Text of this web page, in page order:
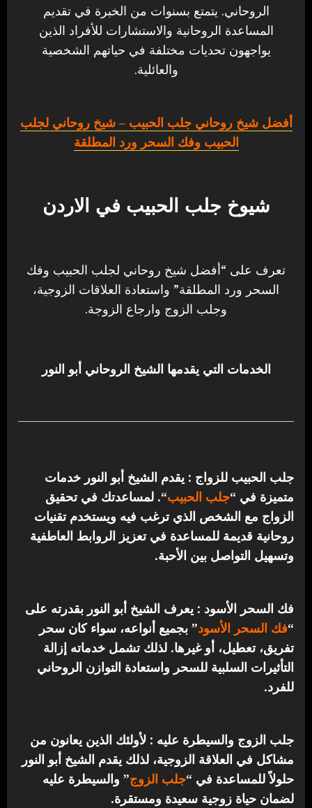
الروحاني. يتمتع بسنوات من الخبرة في تقديم
المساعدة الروحانية والاستشارات للأفراد الذين
يواجهون تحديات مختلفة في حياتهم الشخصية
والعائلية.
أفضل شيخ روحاني جلب الحبيب – شيخ روحاني لجلب
الحبيب وفك السحر ورد المطلقة
شيوخ جلب الحبيب في الاردن
تعرف على “أفضل شيخ روحاني لجلب الحبيب وفك
السحر ورد المطلقة” واستعادة العلاقات الزوجية،
وجلب الزوج وارجاع الزوجة.
الخدمات التي يقدمها الشيخ الروحاني أبو النور
جلب الحبيب للزواج : يقدم الشيخ أبو النور خدمات
متميزة في “جلب الحبيب“. لمساعدتك في تحقيق
الزواج مع الشخص الذي ترغب فيه ويستخدم تقنيات
روحانية قديمة للمساعدة في تعزيز الروابط العاطفية
وتسهيل التواصل بين الأحبة.
فك السحر الأسود : يعرف الشيخ أبو النور بقدرته على
“فك السحر الأسود” بجميع أنواعه، سواء كان سحر
تفريق، تعطيل، أو غيرها. لذلك تشمل خدماته إزالة
التأثيرات السلبية للسحر واستعادة التوازن الروحاني
للفرد.
جلب الزوج والسيطرة عليه : لأولئك الذين يعانون من
مشاكل في العلاقة الزوجية، لذلك يقدم الشيخ أبو النور
حلولاً للمساعدة في “جلب الزوج” والسيطرة عليه
لضمان حياة زوجية سعيدة ومستقرة.